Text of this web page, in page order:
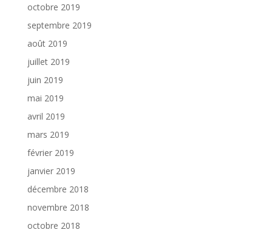
octobre 2019
septembre 2019
août 2019
juillet 2019
juin 2019
mai 2019
avril 2019
mars 2019
février 2019
janvier 2019
décembre 2018
novembre 2018
octobre 2018